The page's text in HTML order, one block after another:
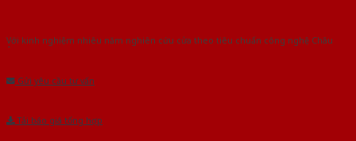
Với kinh nghiệm nhiêu năm nghiên cứu cửa theo tiêu chuẩn công nghệ Châu
Gửi yêu cầu tư vấn
Tải báo giá tổng hợp